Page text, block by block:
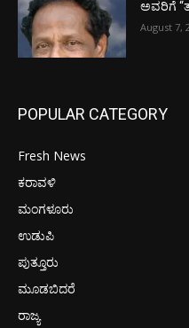
ಅವರಿಗೆ
August 7,
POPULAR CATEGORY
Fresh News
ಕರಾವಳಿ
ಮಂಗಳೂರು
ಉಡುಪಿ
ಪುತ್ತೂರು
ಮೂಡಬಿದರೆ
ರಾಜ್ಯ